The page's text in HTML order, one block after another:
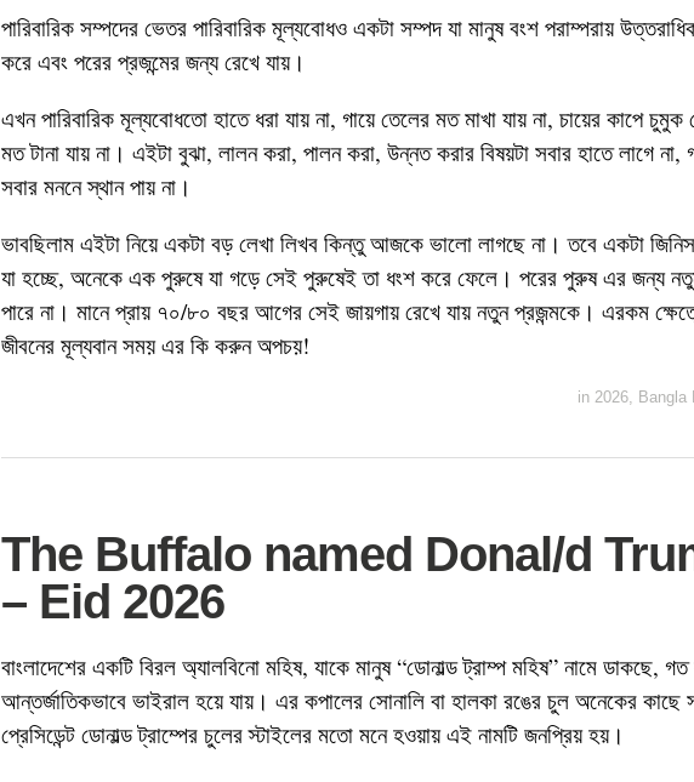
পারিবারিক সম্পদের ভেতর পারিবারিক মূল্যবোধও একটা সম্পদ যা মানুষ বংশ পরাম্পরায়
করে এবং পরের প্রজন্মের জন্য রেখে যায়।
এখন পারিবারিক মূল্যবোধতো হাতে ধরা যায় না, গায়ে তেলের মত মাখা যায় না, চায়ের কাপে চুমুক
মত টানা যায় না। এইটা বুঝা, লালন করা, পালন করা, উন্নত করার বিষয়টা সবার হাতে লাগে না,
সবার মননে স্থান পায় না।
ভাবছিলাম এইটা নিয়ে একটা বড় লেখা লিখব কিন্তু আজকে ভালো লাগছে না। তবে একটা
যা হচ্ছে, অনেকে এক পুরুষে যা গড়ে সেই পুরুষেই তা ধংশ করে ফেলে। পরের পুরুষ এর জন্য
পারে না। মানে প্রায় ৭০/৮০ বছর আগের সেই জায়গায় রেখে যায় নতুন প্রজন্মকে। এরকম
জীবনের মূল্যবান সময় এর কি করুন অপচয়!
in 2026, Bangla
The Buffalo named Donal/d
– Eid 2026
বাংলাদেশের একটি বিরল অ্যালবিনো মহিষ, যাকে মানুষ “ডোনাল্ড ট্রাম্প মহিষ” নামে ডাকছে,
আন্তর্জাতিকভাবে ভাইরাল হয়ে যায়। এর কপালের সোনালি বা হালকা রঙের চুল অনেকের কাছে
প্রেসিডেন্ট ডোনাল্ড ট্রাম্পের চুলের স্টাইলের মতো মনে হওয়ায় এই নামটি জনপ্রিয় হয়।